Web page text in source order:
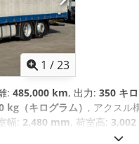
1 /23
: 485,000 km, 出力: 350 キ
kg（キログラム） , アクスル
幅: 2,480 mm, 荷室高:
システム, パーキングヒータ